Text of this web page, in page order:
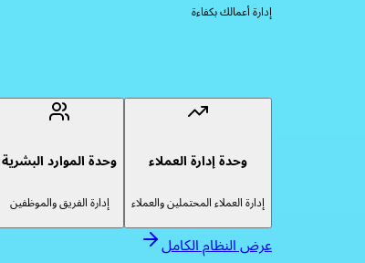
إدارة أعمالك بكفاءة
وحدة إدارة العملاء
إدارة العملاء المحتملين والعملاء
وحدة الموارد البشرية
إدارة الفريق والموظفين
عرض النظام الكامل